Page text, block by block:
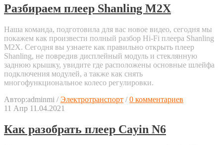
Разбираем плеер Shanling M2X
Наша команда, подготовила для вас новое видео, сегодня мы
покажем как произвести полный разбор Hi-Fi плеера Shanling
M2X. Сегодня вы узнаете как правильно открыть плеер
Shanling, не повредив дисплейный модуль и стеклянную
заднюю крышку, увидите где расположены основные шлейфа
подключения модулей, а также как снять
многофункциональное колесо регулировки.
Автор:adminmi / Электротранспорт / 0 комментариев
11 Апр 11.04.2021
Как разобрать плеер Cayin N6